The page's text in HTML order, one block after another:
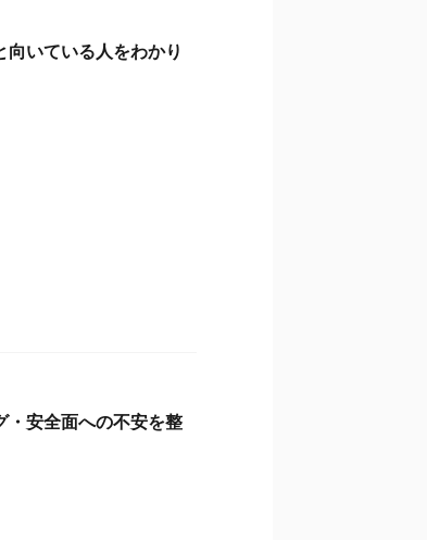
いている人をわかり
・安全面への不安を整